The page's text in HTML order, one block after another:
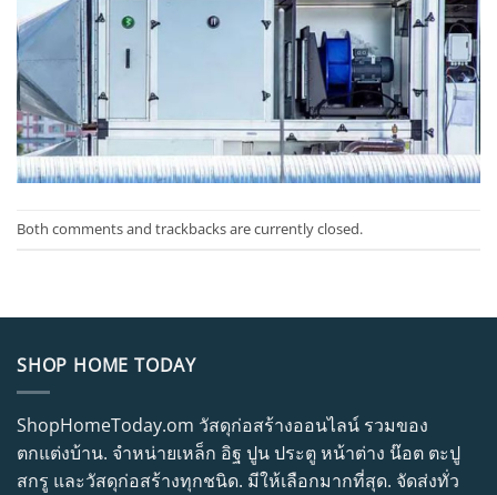
Both comments and trackbacks are currently closed.
SHOP HOME TODAY
ShopHomeToday.om วัสดุก่อสร้างออนไลน์ รวมของ
ตกแต่งบ้าน. จำหน่ายเหล็ก อิฐ ปูน ประตู หน้าต่าง น๊อต ตะปู
สกรู และวัสดุก่อสร้างทุกชนิด. มีให้เลือกมากที่สุด. จัดส่งทั่ว